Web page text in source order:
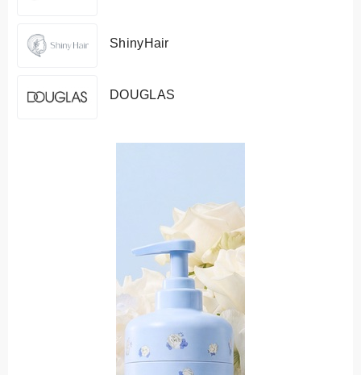
ShinyHair
DOUGLAS